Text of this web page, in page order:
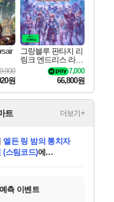
원
그랑블루 판타지 리
링크 엔드리스 라그
나로크 Granblue Fa
ntasy Relink Endless
7,000
66,800원
트 더보기+
..
엘든 링 밤의 통치자
(스팀코드)에
.
드)를 교환.
....측 이벤트